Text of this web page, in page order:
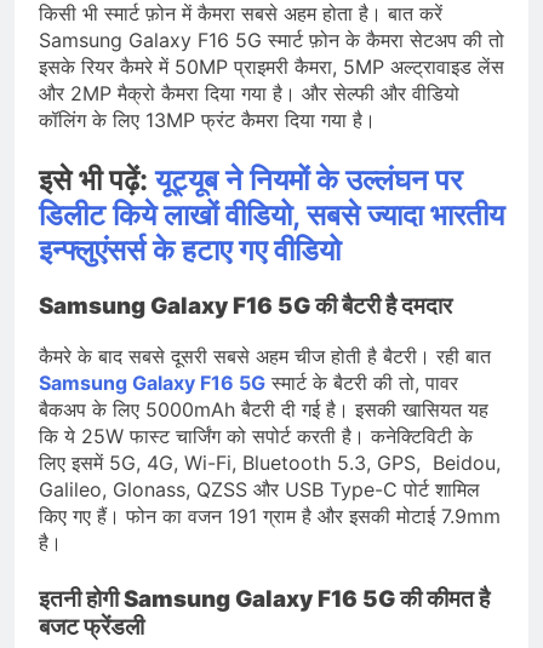
किसी भी स्मार्ट फ़ोन में कैमरा सबसे अहम होता है। बात करें
Samsung Galaxy F16 5G स्मार्ट फ़ोन के कैमरा सेटअप की तो
इसके रियर कैमरे में 50MP प्राइमरी कैमरा, 5MP अल्ट्रावाइड लेंस
और 2MP मैक्रो कैमरा दिया गया है। और सेल्फी और वीडियो
कॉलिंग के लिए 13MP फ्रंट कैमरा दिया गया है।
इसे भी पढ़ें:यूट्यूब ने नियमों के उल्लंघन पर
डिलीट किये लाखों वीडियो, सबसे ज्यादा भारतीय
इन्फ्लुएंसर्स के हटाए गए वीडियो
Samsung Galaxy F16 5G की बैटरी है दमदार
कैमरे के बाद सबसे दूसरी सबसे अहम चीज होती है बैटरी। रही बात
Samsung Galaxy F16 5G स्मार्ट के बैटरी की तो, पावर
बैकअप के लिए 5000mAh बैटरी दी गई है। इसकी खासियत यह
कि ये 25W फास्ट चार्जिंग को सपोर्ट करती है। कनेक्टिविटी के
लिए इसमें 5G, 4G, Wi-Fi, Bluetooth 5.3, GPS, Beidou,
Galileo, Glonass, QZSS और USB Type-C पोर्ट शामिल
किए गए हैं। फोन का वजन 191 ग्राम है और इसकी मोटाई 7.9mm
है।
इतनी होगी Samsung Galaxy F16 5G की कीमत है
बजट फ्रेंडली